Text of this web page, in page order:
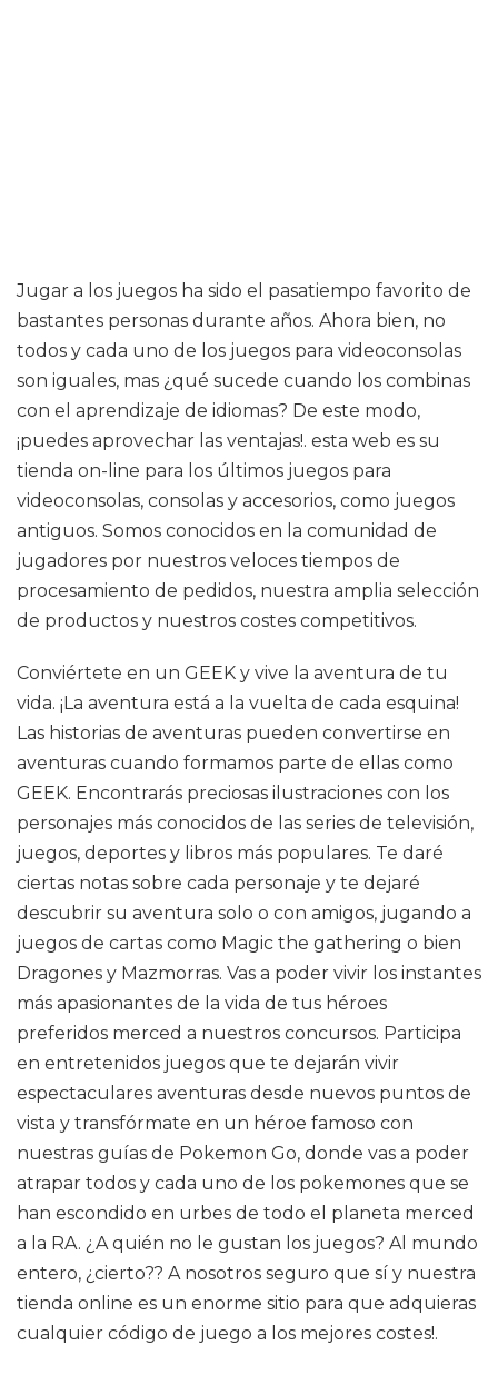
Jugar a los juegos ha sido el pasatiempo favorito de
bastantes personas durante años. Ahora bien, no
todos y cada uno de los juegos para videoconsolas
son iguales, mas ¿qué sucede cuando los combinas
con el aprendizaje de idiomas? De este modo,
¡puedes aprovechar las ventajas!. esta web es su
tienda on-line para los últimos juegos para
videoconsolas, consolas y accesorios, como juegos
antiguos. Somos conocidos en la comunidad de
jugadores por nuestros veloces tiempos de
procesamiento de pedidos, nuestra amplia selección
de productos y nuestros costes competitivos.
Conviértete en un GEEK y vive la aventura de tu
vida. ¡La aventura está a la vuelta de cada esquina!
Las historias de aventuras pueden convertirse en
aventuras cuando formamos parte de ellas como
GEEK. Encontrarás preciosas ilustraciones con los
personajes más conocidos de las series de televisión,
juegos, deportes y libros más populares. Te daré
ciertas notas sobre cada personaje y te dejaré
descubrir su aventura solo o con amigos, jugando a
juegos de cartas como Magic the gathering o bien
Dragones y Mazmorras. Vas a poder vivir los instantes
más apasionantes de la vida de tus héroes
preferidos merced a nuestros concursos. Participa
en entretenidos juegos que te dejarán vivir
espectaculares aventuras desde nuevos puntos de
vista y transfórmate en un héroe famoso con
nuestras guías de Pokemon Go, donde vas a poder
atrapar todos y cada uno de los pokemones que se
han escondido en urbes de todo el planeta merced
a la RA. ¿A quién no le gustan los juegos? Al mundo
entero, ¿cierto?? A nosotros seguro que sí y nuestra
tienda online es un enorme sitio para que adquieras
cualquier código de juego a los mejores costes!.